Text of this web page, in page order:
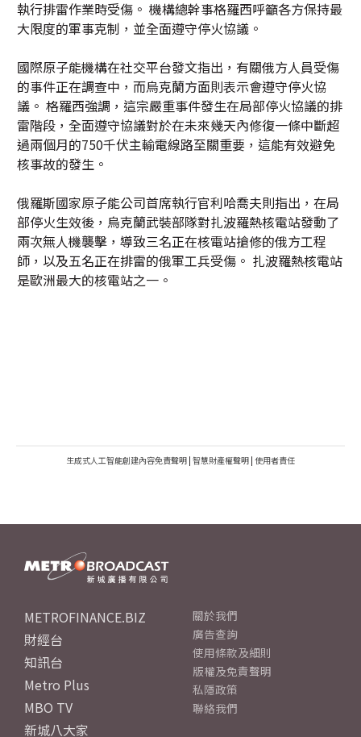
執行排雷作業時受傷。 機構總幹事格羅西呼籲各方保持最
大限度的軍事克制，並全面遵守停火協議。
國際原子能機構在社交平台發文指出，有關俄方人員受傷
的事件正在調查中，而烏克蘭方面則表示會遵守停火協
議。 格羅西強調，這宗嚴重事件發生在局部停火協議的排
雷階段，全面遵守協議對於在未來幾天內修復一條中斷超
過兩個月的750千伏主輸電線路至關重要，這能有效避免
核事故的發生。
俄羅斯國家原子能公司首席執行官利哈喬夫則指出，在局
部停火生效後，烏克蘭武裝部隊對扎波羅熱核電站發動了
兩次無人機襲擊，導致三名正在核電站搶修的俄方工程
師，以及五名正在排雷的俄軍工兵受傷。 扎波羅熱核電站
是歐洲最大的核電站之一。
生成式人工智能創建內容免責聲明 | 智慧財產權聲明 | 使用者責任
METROFINANCE.BIZ
財經台
知訊台
Metro Plus
MBO TV
新城八大家
關於我們
廣告查詢
使用條款及細則
版權及免責聲明
私隱政策
聯絡我們